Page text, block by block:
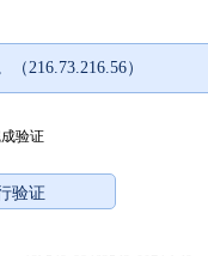
216.73.216.56）
验证